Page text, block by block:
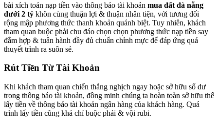
bài xích toán nạp tiền vào thông báo tài khoản mua đất đà nẵng
dưới 2 tỷ khôn cùng thuận lợi & thuận nhân tiện, với tương đối
rộng mập phương thức thanh khoản quánh biệt. Tuy nhiên, khách
tham quan buộc phải chu đáo chọn chọn phương thức nạp tiền say
đắm hợp & tuân hành đầy đủ chuẩn chỉnh mực để đáp ứng quá
thuyết trình ra suôn sẻ.
Rút Tiền Từ Tài Khoản
Khi khách tham quan chiến thắng nghịch ngay hoặc sở hữu số dư
trong thông báo tài khoản, đồng minh chúng ta hoàn toàn sở hữu thể
lấy tiền về thông báo tài khoản ngân hàng của khách hàng. Quá
trình lấy tiền cũng khá chỉ buộc phải & vội rubi.